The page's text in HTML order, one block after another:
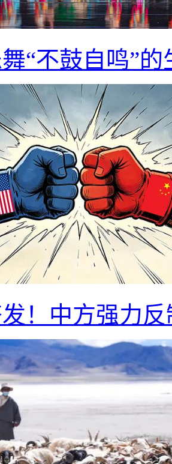
“不鼓自鸣”
！中方强力